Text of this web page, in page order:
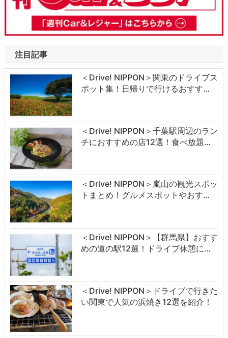
注目記事
＜Drive! NIPPON＞関東のドライブス
ポット集！日帰りで行けるおすす…
＜Drive! NIPPON＞千葉駅周辺のラン
チにおすすめの店12選！食べ放題…
＜Drive! NIPPON＞嵐山の観光スポッ
トまとめ！グルメスポットやおす…
＜Drive! NIPPON＞【群馬県】おすす
めの道の駅12選！ドライブ休憩に…
＜Drive! NIPPON＞ドライブで行きた
い関東で人気の浜焼き12選を紹介！